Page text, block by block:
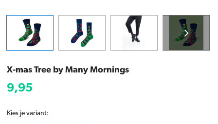
X-mas Tree by Many Mornings
9,95
Kies je variant: